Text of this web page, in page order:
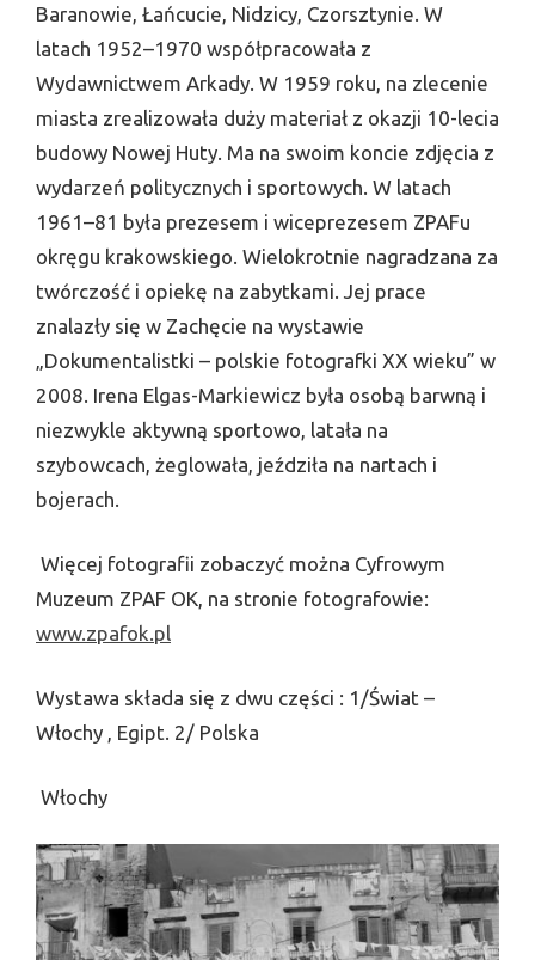
Baranowie, Łańcucie, Nidzicy, Czorsztynie. W
latach 1952–1970 współpracowała z
Wydawnictwem Arkady. W 1959 roku, na zlecenie
miasta zrealizowała duży materiał z okazji 10-lecia
budowy Nowej Huty. Ma na swoim koncie zdjęcia z
wydarzeń politycznych i sportowych. W latach
1961–81 była prezesem i wiceprezesem ZPAFu
okręgu krakowskiego. Wielokrotnie nagradzana za
twórczość i opiekę na zabytkami. Jej prace
znalazły się w Zachęcie na wystawie
„Dokumentalistki – polskie fotografki XX wieku” w
2008. Irena Elgas-Markiewicz była osobą barwną i
niezwykle aktywną sportowo, latała na
szybowcach, żeglowała, jeździła na nartach i
bojerach.
Więcej fotografii zobaczyć można Cyfrowym
Muzeum ZPAF OK, na stronie fotografowie:
www.zpafok.pl
Wystawa składa się z dwu części : 1/Świat –
Włochy , Egipt. 2/ Polska
Włochy